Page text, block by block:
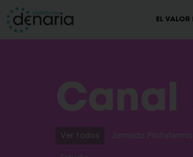
EL VALOR
Canal
Ver todos Jornada Plataforma